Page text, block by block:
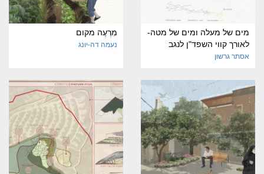
מים של מעלה ומים של מטה-
לאורך קווי השפד"ן לנגב
אסתר גרשון
מִרְעֶה מקום
נעמה דה-יונג